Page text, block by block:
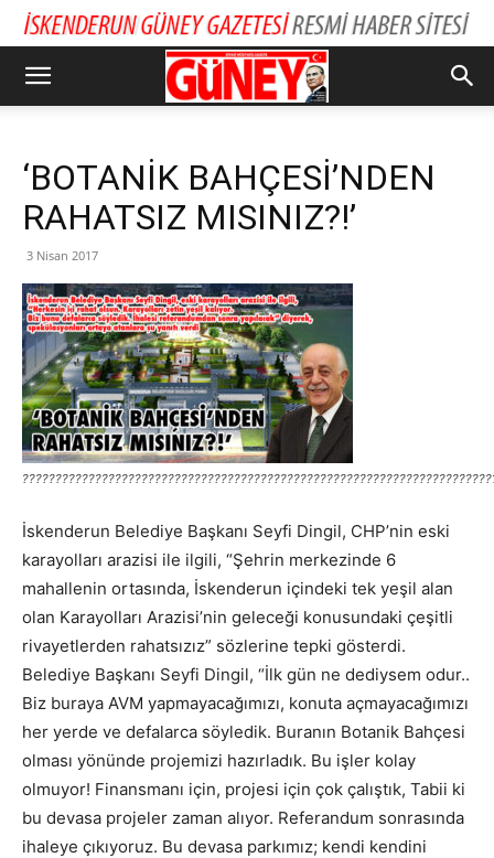
‘BOTANİK BAHÇESİ’NDEN
RAHATSIZ MISINIZ?!’
3 Nisan 2017
İskenderun Belediye Başkanı Seyfi Dingil, CHP’nin eski
karayolları arazisi ile ilgili, “Şehrin merkezinde 6
mahallenin ortasında, İskenderun içindeki tek yeşil alan
olan Karayolları Arazisi’nin geleceği konusundaki çeşitli
rivayetlerden rahatsızız” sözlerine tepki gösterdi.
Belediye Başkanı Seyfi Dingil, “İlk gün ne dediysem odur..
Biz buraya AVM yapmayacağımızı, konuta açmayacağımızı
her yerde ve defalarca söyledik. Buranın Botanik Bahçesi
olması yönünde projemizi hazırladık. Bu işler kolay
olmuyor! Finansmanı için, projesi için çok çalıştık, Tabii ki
bu devasa projeler zaman alıyor. Referandum sonrasında
ihaleye çıkıyoruz. Bu devasa parkımız; kendi kendini